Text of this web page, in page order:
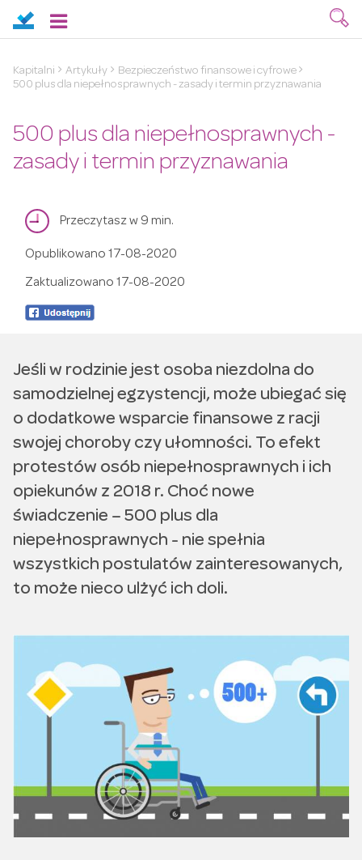
Kapitalni Artykuły
Bezpieczeństwo finansowe i cyfrowe
500 plus dla niepełnosprawnych - zasady i termin przyznawania
500 plus dla niepełnosprawnych -
zasady i termin przyznawania
Przeczytasz w 9 min.
Opublikowano 17-08-2020
Zaktualizowano 17-08-2020
Jeśli w rodzinie jest osoba niezdolna do
samodzielnej egzystencji, może ubiegać się
o dodatkowe wsparcie finansowe z racji
swojej choroby czy ułomności. To efekt
protestów osób niepełnosprawnych i ich
opiekunów z 2018 r. Choć nowe
świadczenie – 500 plus dla
niepełnosprawnych - nie spełnia
wszystkich postulatów zainteresowanych,
to może nieco ulżyć ich doli.